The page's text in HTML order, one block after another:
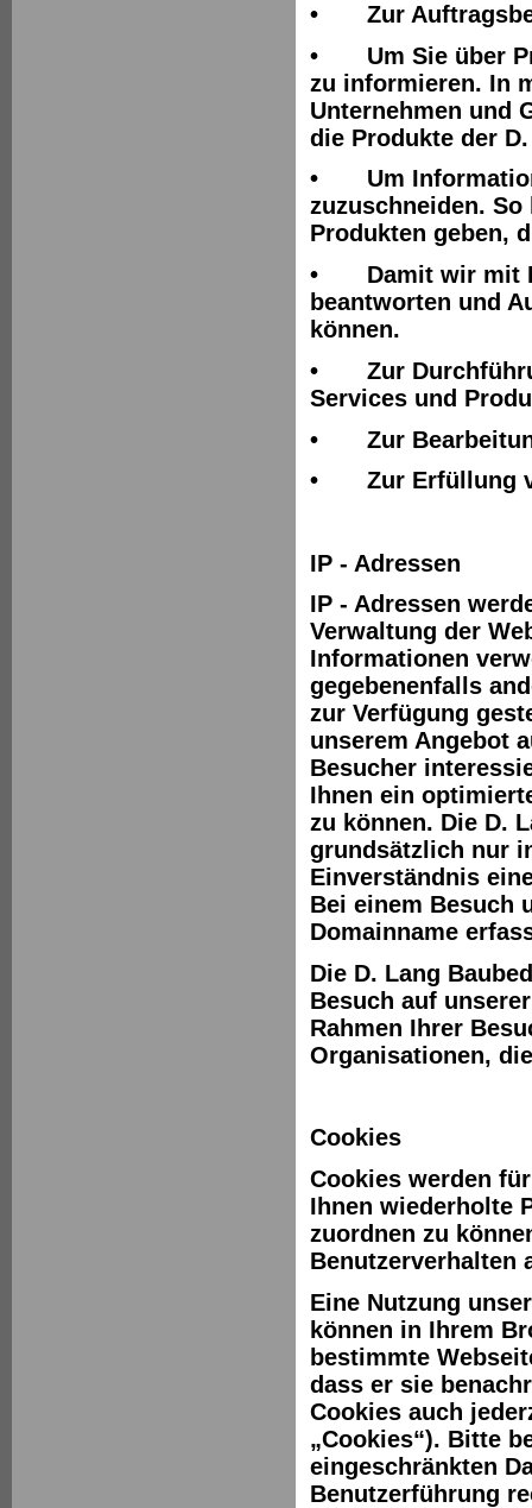
•
Zur
•
Um Sie über
zu informieren. In
Unternehmen und
die Produkte der
•
Um
zuzuschneiden.
Produkten geben,
•
Damit wir mit
beantworten und
können.
•
Zur
Services und
•
Zur
•
Zur Erfüllung
IP - Adressen
IP - Adressen
Verwaltung der
Informationen
gegebenenfalls
zur Verfügung
unserem Angebot
Besucher
Ihnen ein
zu können. Die D.
grundsätzlich nur
Einverständnis
Bei einem Besuch
Domainname
Die D. Lang
Besuch auf
Rahmen Ihrer
Organisationen,
Cookies
Cookies werden
Ihnen wiederholte
zuordnen zu
Benutzerverhalten
Eine Nutzung
können in Ihrem
bestimmte
dass er sie
Cookies auch
„Cookies“). Bitte
eingeschränkten
Benutzerführung